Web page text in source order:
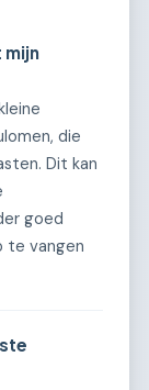
die
Dit kan
goed
te vangen